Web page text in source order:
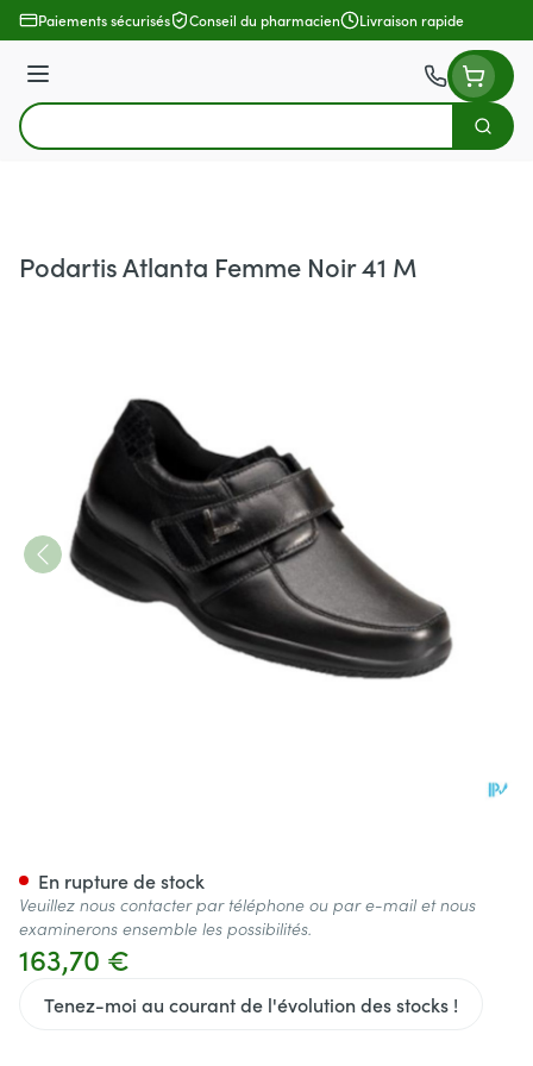
Aller au contenu
Paiements sécurisés Conseil du pharmacien Livraison rapide
Menu
Rechercher
Podartis Atlanta Femme Noir 41 M
163,70 €
Tenez-moi au courant de l'évolution des stocks !
En rupture de stock
Veuillez nous contacter par téléphone ou par e-mail et nous
examinerons ensemble les possibilités.